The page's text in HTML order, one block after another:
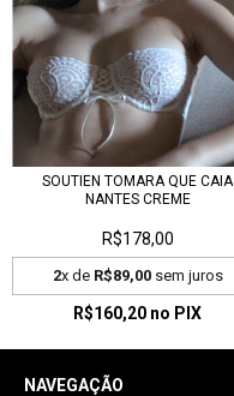
SOUTIEN TOMARA QUE CAIA
NANTES CREME
R$178,00
2x de R$89,00sem juros
R$160,20 no PIX
NAVEGAÇÃO